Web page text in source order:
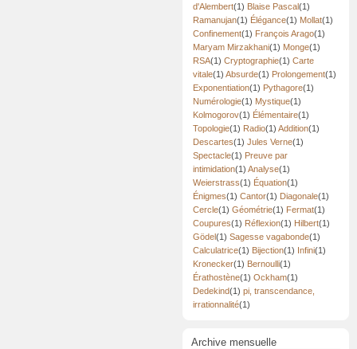
d'Alembert(1) Blaise Pascal(1)
Ramanujan(1) Élégance(1) Mollat(1)
Confinement(1) François Arago(1)
Maryam Mirzakhani(1) Monge(1)
RSA(1) Cryptographie(1) Carte
vitale(1) Absurde(1) Prolongement(1)
Exponentiation(1) Pythagore(1)
Numérologie(1) Mystique(1)
Kolmogorov(1) Élémentaire(1)
Topologie(1) Radio(1) Addition(1)
Descartes(1) Jules Verne(1)
Spectacle(1) Preuve par
intimidation(1) Analyse(1)
Weierstrass(1) Équation(1)
Énigmes(1) Cantor(1) Diagonale(1)
Cercle(1) Géométrie(1) Fermat(1)
Coupures(1) Réflexion(1) Hilbert(1)
Gödel(1) Sagesse vagabonde(1)
Calculatrice(1) Bijection(1) Infini(1)
Kronecker(1) Bernoulli(1)
Érathostène(1) Ockham(1)
Dedekind(1) pi, transcendance,
irrationnalité(1)
Archive mensuelle